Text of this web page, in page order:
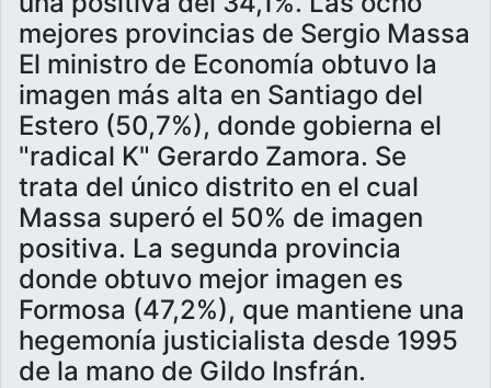
mejores provincias de Sergio Massa
El ministro de Economía obtuvo la
imagen más alta en Santiago del
Estero (50,7%), donde gobierna el
"radical K" Gerardo Zamora. Se
trata del único distrito en el cual
Massa superó el 50% de imagen
positiva. La segunda provincia
donde obtuvo mejor imagen es
Formosa (47,2%), que mantiene una
hegemonía justicialista desde 1995
de la mano de Gildo Insfrán.